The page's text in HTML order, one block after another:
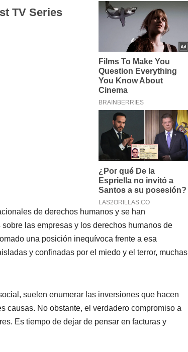
de derechos humanos y se han
las empresas y los derechos humanos de
una posición inequívoca frente a esa
y confinadas por el miedo y el terror, muchas
suelen enumerar las inversiones que hacen
causas. No obstante, el verdadero compromiso a
Es tiempo de dejar de pensar en facturas y